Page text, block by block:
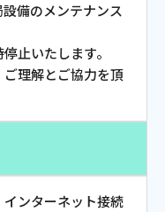
ル
のメンテナンス
いたします。
理解とご協力を頂
ンターネット接続